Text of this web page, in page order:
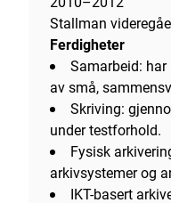
Stallman
Ferdigheter
Samarbeid:
av små,
Skriving:
under testforhold.
Fysisk
arkivsystemer og
IKT-basert